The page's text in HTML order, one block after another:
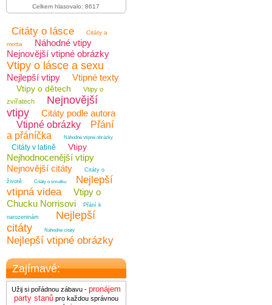
Celkem hlasovalo: 8617
Citáty o lásce
Citáty a
motta
Náhodné vtipy
Nejnovější vtipné obrázky
Vtipy o lásce a sexu
Nejlepší vtipy Vtipné texty
Vtipy o dětech
Vtipy o
zvířatech
Nejnovější
vtipy
Citáty podle autora
Vtipné obrázky
Přání
a přáníčka
Náhodné vtipné obrázky
Citáty v latině Vtipy
Nejhodnocenější vtipy
Nejnovější citáty
Citáty o
životě
Citáty o smutku
Nejlepší
vtipná videa
Vtipy o
Chucku Norrisovi
Přání k
narozeninám
Nejlepší
citáty
Náhodné citáty
Nejlepší vtipné obrázky
Zajímavé:
Užij si pořádnou zábavu - pronájem
party stanů pro každou správnou